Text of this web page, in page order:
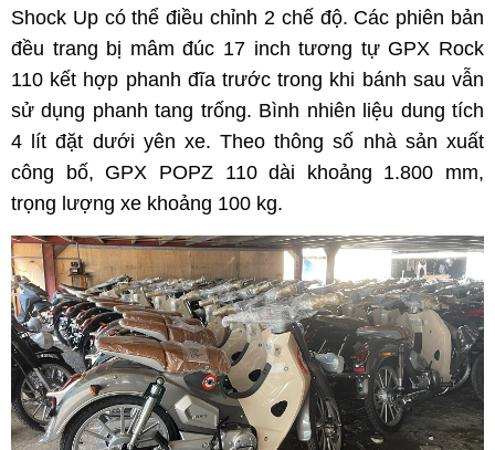
Shock Up có thể điều chỉnh 2 chế độ. Các phiên bản
đều trang bị mâm đúc 17 inch tương tự GPX Rock
110 kết hợp phanh đĩa trước trong khi bánh sau vẫn
sử dụng phanh tang trống. Bình nhiên liệu dung tích
4 lít đặt dưới yên xe. Theo thông số nhà sản xuất
công bố, GPX POPZ 110 dài khoảng 1.800 mm,
trọng lượng xe khoảng 100 kg.